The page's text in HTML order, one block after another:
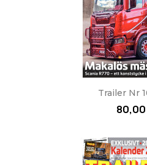
Trailer Nr